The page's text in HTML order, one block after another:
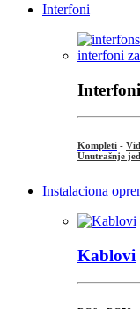
Interfoni
Interfoni
Kompleti -
Unutrašnje
Instalaciona
Kablovi